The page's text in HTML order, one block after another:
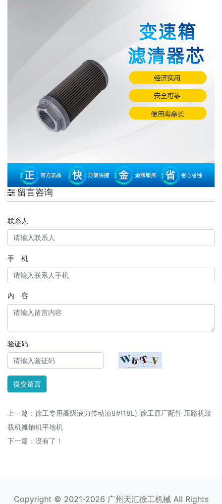
留言咨询
联系人
手 机
内 容
验证码
提交留言
上一篇： 徐工专用高级液力传动油8#(18L)_徐工原厂配件 压路机装
载机摊铺机平地机
下一篇：没有了！
Copyright © 2021-2026 广州天汇徐工机械 All Rights